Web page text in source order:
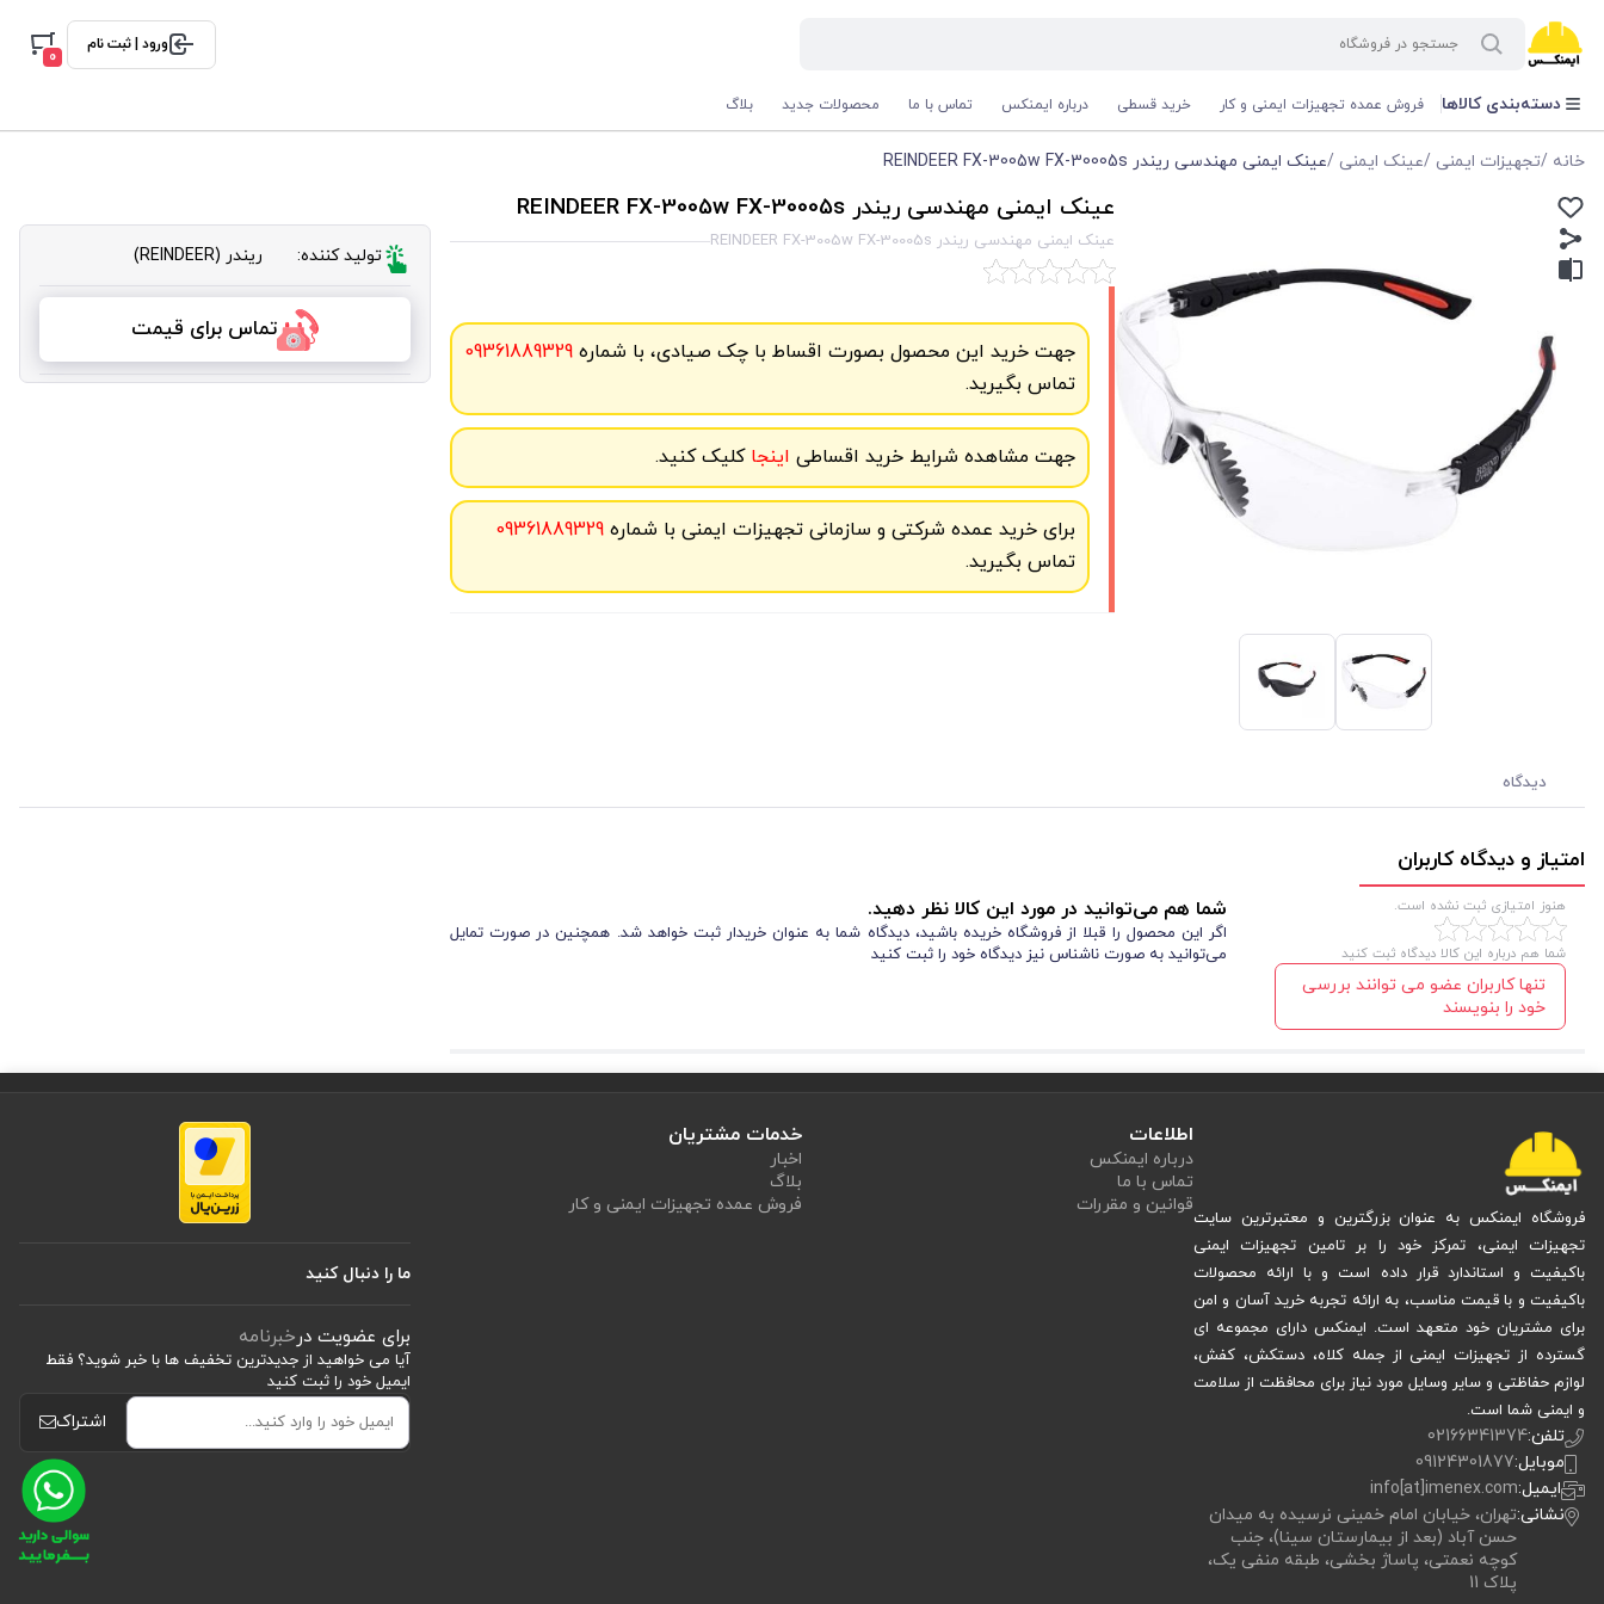
ورود | ثبت نام
0
دسته‌بندی کالاها فروش عمده تجهیزات ایمنی و کار خرید قسطی درباره ایمنکس تماس با ما محصولات جدید بلاگ
خانه /تجهیزات ایمنی /عینک ایمنی /عینک ایمنی مهندسی ریندر REINDEER FX-3005w FX-30005s
عینک ایمنی مهندسی ریندر REINDEER FX-3005w FX-30005s
عینک ایمنی مهندسی ریندر REINDEER FX-3005w FX-30005s
جهت خرید این محصول بصورت اقساط با چک صیادی، با شماره 09361889329
تماس بگیرید.
جهت مشاهده شرایط خرید اقساطی اینجاکلیک کنید.
برای خرید عمده شرکتی و سازمانی تجهیزات ایمنی با شماره 09361889329
تماس بگیرید.
تولید کننده: ریندر (REINDEER)
تماس برای قیمت
دیدگاه
امتیاز و دیدگاه کاربران
هنوز امتیازی ثبت نشده است.
شما هم درباره این کالا دیدگاه ثبت کنید
تنها کاربران عضو می توانند بررسی
خود را بنویسند
شما هم می‌توانید در مورد این کالا نظر دهید.
اگر این محصول را قبلا از فروشگاه خریده باشید، دیدگاه شما به عنوان خریدار ثبت خواهد شد. همچنین در صورت تمایل
می‌توانید به صورت ناشناس نیز دیدگاه خود را ثبت کنید
فروشگاه ایمنکس به عنوان بزرگترین و معتبرترین سایت
تجهیزات ایمنی، تمرکز خود را بر تامین تجهیزات ایمنی
باکیفیت و استاندارد قرار داده است و با ارائه محصولات
باکیفیت و با قیمت مناسب، به ارائه تجربه خرید آسان و امن
برای مشتریان خود متعهد است. ایمنکس دارای مجموعه ای
گسترده از تجهیزات ایمنی از جمله کلاه، دستکش، کفش،
لوازم حفاظتی و سایر وسایل مورد نیاز برای محافظت از سلامت
و ایمنی شما است.
تلفن:02166341374
موبایل:09124301877
ایمیل:info[at]imenex.com
نشانی:تهران، خیابان امام خمینی نرسیده به میدان
حسن آباد (بعد از بیمارستان سینا)، جنب
کوچه نعمتی، پاساژ بخشی، طبقه منفی یک،
پلاک 11
اطلاعات
درباره ایمنکس
تماس با ما
قوانین و مقررات
خدمات مشتریان
اخبار
بلاگ
فروش عمده تجهیزات ایمنی و کار
ما را دنبال کنید
برای عضویت درخبرنامه
آیا می خواهید از جدید‌ترین تخفیف‌ ها با‌ خبر شوید؟ فقط
ایمیل خود را ثبت کنید
اشتراک